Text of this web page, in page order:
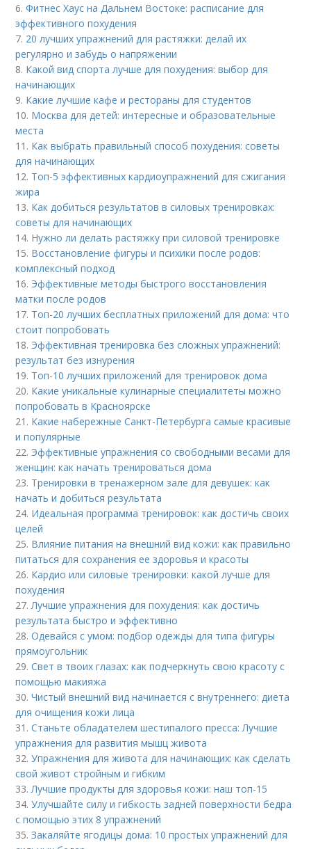
6.Фитнес Хаус на Дальнем Востоке: расписание для
эффективного похудения
7. 20 лучших упражнений для растяжки: делай их
регулярно и забудь о напряжении
8. Какой вид спорта лучше для похудения: выбор для
начинающих
9. Какие лучшие кафе и рестораны для студентов
10. Москва для детей: интересные и образовательные
места
11. Как выбрать правильный способ похудения: советы
для начинающих
12. Топ-5 эффективных кардиоупражнений для сжигания
жира
13. Как добиться результатов в силовых тренировках:
советы для начинающих
14. Нужно ли делать растяжку при силовой тренировке
15. Восстановление фигуры и психики после родов:
комплексный подход
16. Эффективные методы быстрого восстановления
матки после родов
17. Топ-20 лучших бесплатных приложений для дома: что
стоит попробовать
18. Эффективная тренировка без сложных упражнений:
результат без изнурения
19. Топ-10 лучших приложений для тренировок дома
20. Какие уникальные кулинарные специалитеты можно
попробовать в Красноярске
21. Какие набережные Санкт-Петербурга самые красивые
и популярные
22. Эффективные упражнения со свободными весами для
женщин: как начать тренироваться дома
23. Тренировки в тренажерном зале для девушек: как
начать и добиться результата
24. Идеальная программа тренировок: как достичь своих
целей
25. Влияние питания на внешний вид кожи: как правильно
питаться для сохранения ее здоровья и красоты
26. Кардио или силовые тренировки: какой лучше для
похудения
27. Лучшие упражнения для похудения: как достичь
результата быстро и эффективно
28.Одевайся с умом: подбор одежды для типа фигуры
прямоугольник
29.Свет в твоих глазах: как подчеркнуть свою красоту с
помощью макияжа
30.Чистый внешний вид начинается с внутреннего: диета
для очищения кожи лица
31.Станьте обладателем шестипалого пресса: Лучшие
упражнения для развития мышц живота
32.Упражнения для живота для начинающих: как сделать
свой живот стройным и гибким
33. Лучшие продукты для здоровья кожи: наш топ-15
34.Улучшайте силу и гибкость задней поверхности бедра
с помощью этих 8 упражнений
35.Закаляйте ягодицы дома: 10 простых упражнений для